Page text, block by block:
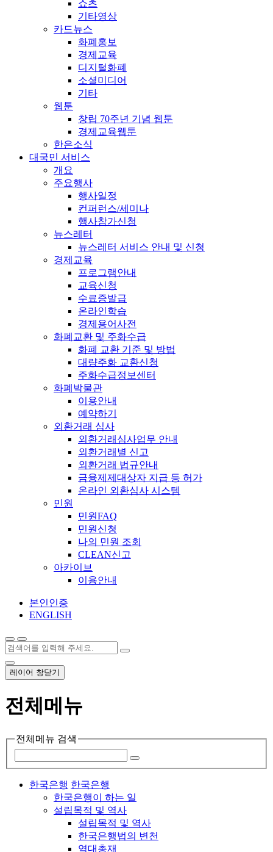
쇼츠
기타영상
카드뉴스
화폐홍보
경제교육
디지털화폐
소셜미디어
기타
웹툰
창립 70주년 기념 웹툰
경제교육웹툰
한은소식
대국민 서비스
개요
주요행사
행사일정
컨퍼런스/세미나
행사참가신청
뉴스레터
뉴스레터 서비스 안내 및 신청
경제교육
프로그램안내
교육신청
수료증발급
온라인학습
경제용어사전
화폐교환 및 주화수급
화폐 교환 기준 및 방법
대량주화 교환신청
주화수급정보센터
화폐박물관
이용안내
예약하기
외환거래 심사
외환거래심사업무 안내
외환거래별 신고
외환거래 법규안내
금융제제대상자 지급 등 허가
온라인 외환심사 시스템
민원
민원FAQ
민원신청
나의 민원 조회
CLEAN신고
아카이브
이용안내
본인인증
ENGLISH
레이어 창닫기
전체메뉴
전체메뉴 검색
한국은행 한국은행
한국은행이 하는 일
설립목적 및 역사
설립목적 및 역사
한국은행법의 변천
역대총재